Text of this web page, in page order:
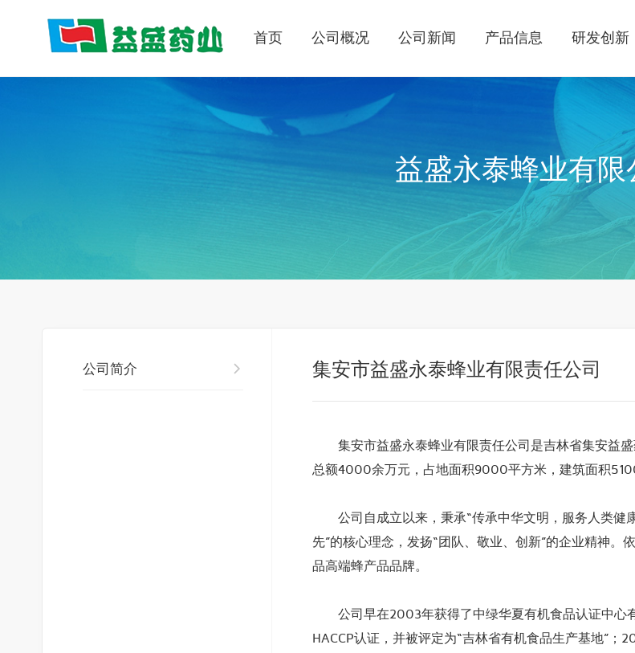
首页 公司概况 公司新闻 产品信息 研发创新
益盛永泰蜂业有限
公司简介 集安市益盛永泰蜂业有限责任公司
集安市益盛永泰蜂业有限责任公司是吉林省集安益盛
总额4000余万元，占地面积9000平方米，建筑面积
公司自成立以来，秉承“传承中华文明，服务人类健
先”的核心理念，发扬“团队、敬业、创新”的企业精神
品高端蜂产品品牌。
公司早在2003年获得了中绿华夏有机食品认证中心
HACCP认证，并被评定为“吉林省有机食品生产基地”